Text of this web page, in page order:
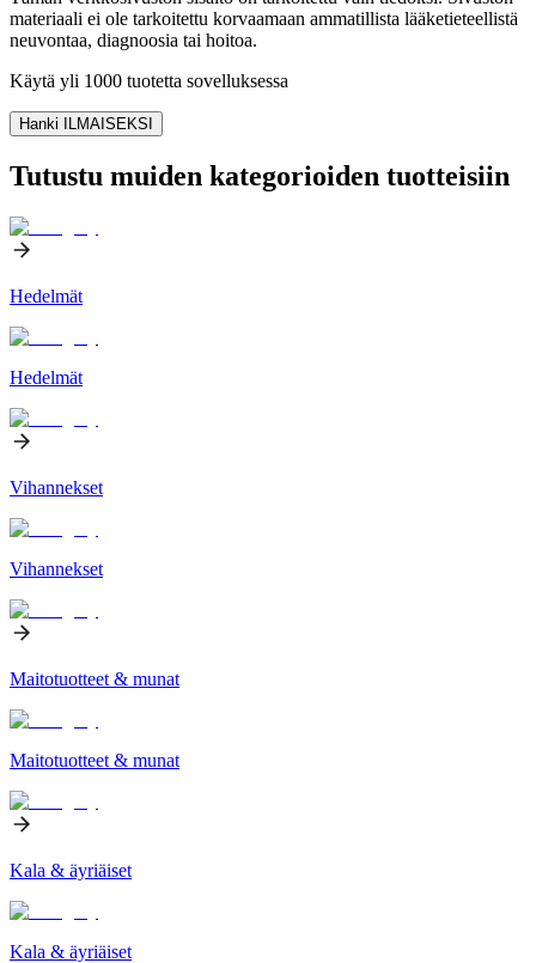
materiaali ei ole tarkoitettu korvaamaan ammatillista lääketieteellistä
neuvontaa, diagnoosia tai hoitoa.
Käytä yli 1000 tuotetta sovelluksessa
Hanki ILMAISEKSI
Tutustu muiden kategorioiden tuotteisiin
Hedelmät
Hedelmät
Vihannekset
Vihannekset
Maitotuotteet & munat
Maitotuotteet & munat
Kala & äyriäiset
Kala & äyriäiset